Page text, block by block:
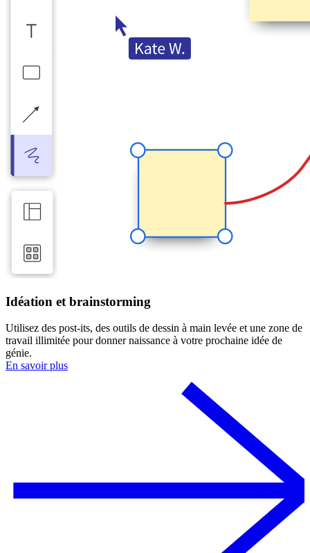
Idéation et brainstorming
Utilisez des post-its, des outils de dessin à main levée et une zone de
travail illimitée pour donner naissance à votre prochaine idée de
génie.
En savoir plus